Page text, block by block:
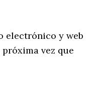
electrónico y web
vez que